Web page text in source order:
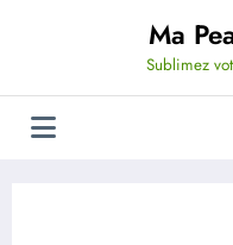
Ma
Sublimez